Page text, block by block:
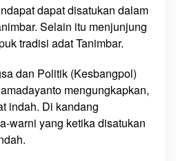
dapat disatukan dalam
Selain itu menjunjung
tradisi adat Tanimbar.
dan Politik (Kesbangpol)
mengungkapkan,
indah. Di kandang
warni yang ketika disatukan